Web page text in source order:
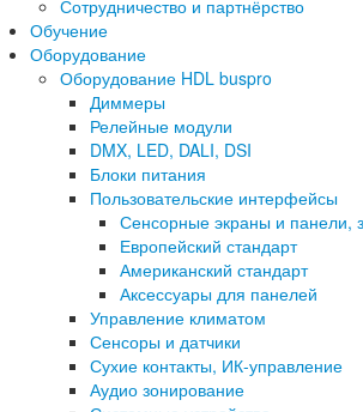
Сотрудничество и партнёрство
Обучение
Оборудование
Оборудование HDL buspro
Диммеры
Релейные модули
DMX, LED, DALI, DSI
Блоки питания
Пользовательские интерфейсы
Сенсорные экраны и панели,
Европейский стандарт
Американский стандарт
Аксессуары для панелей
Управление климатом
Сенсоры и датчики
Сухие контакты, ИК-управление
Аудио зонирование